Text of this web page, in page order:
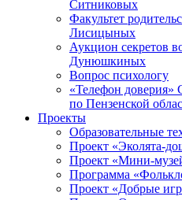
Ситниковых
Факультет
Лисицыных
Аукцион секретов
Дунюшкиных
Вопрос психологу
«Телефон доверия»
по Пензенской
Проекты
Образовательные
Проект «Эколята-
Проект «Мини-
Программа
Проект «Добрые